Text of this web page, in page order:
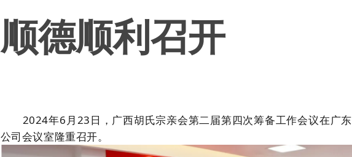
顺德顺利召开
2024年6月23日，广西胡氏宗亲会第二届第四次筹备工作会议在广
公司会议室隆重召开。